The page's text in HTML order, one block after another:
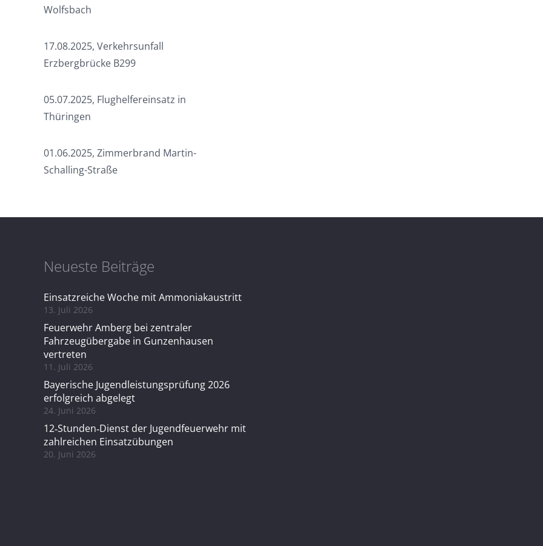
Wolfsbach
17.08.2025, Verkehrsunfall
Erzbergbrücke B299
05.07.2025, Flughelfereinsatz in
Thüringen
01.06.2025, Zimmerbrand Martin-
Schalling-Straße
Neueste Beiträge
Einsatzreiche Woche mit Ammoniakaustritt
13. Juli 2026
Feuerwehr Amberg bei zentraler
Fahrzeugübergabe in Gunzenhausen
vertreten
11. Juli 2026
Bayerische Jugendleistungsprüfung 2026
erfolgreich abgelegt
24. Juni 2026
12‑Stunden‑Dienst der Jugendfeuerwehr mit
zahlreichen Einsatzübungen
20. Juni 2026